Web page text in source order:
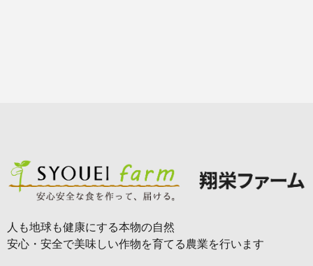
人も地球も健康にする本物の自然
安心・安全で美味しい作物を育てる農業を行います